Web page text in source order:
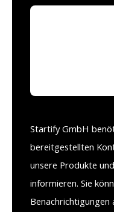
Startify GmbH
bereitgestellten
unsere Produkte
informieren. Sie